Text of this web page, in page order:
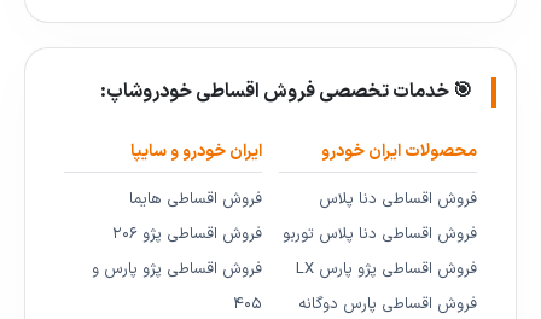
🎯 خدمات تخصصی فروش اقساطی خودروشاپ:
محصولات ایران خودرو
فروش اقساطی دنا پلاس
فروش اقساطی دنا پلاس توربو
فروش اقساطی پژو پارس LX
فروش اقساطی پارس دوگانه
ایران خودرو و سایپا
فروش اقساطی هایما
فروش اقساطی پژو ۲۰۶
فروش اقساطی پژو پارس و
۴۰۵